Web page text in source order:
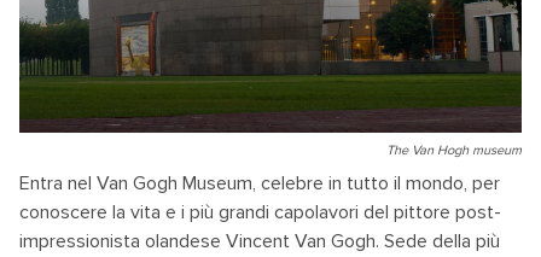
The Van Hogh museum
Entra nel Van Gogh Museum, celebre in tutto il mondo, per
conoscere la vita e i più grandi capolavori del pittore post-
impressionista olandese Vincent Van Gogh. Sede della più